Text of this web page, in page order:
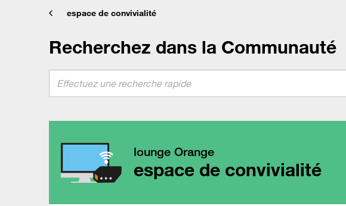
espace de convivialité
Recherchez dans la Communauté
lounge Orange
espace de convivialité